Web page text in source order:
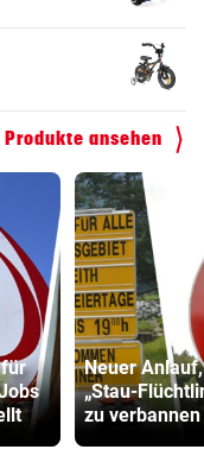
ansehen
Neuer
„Stau-
zu verbannen